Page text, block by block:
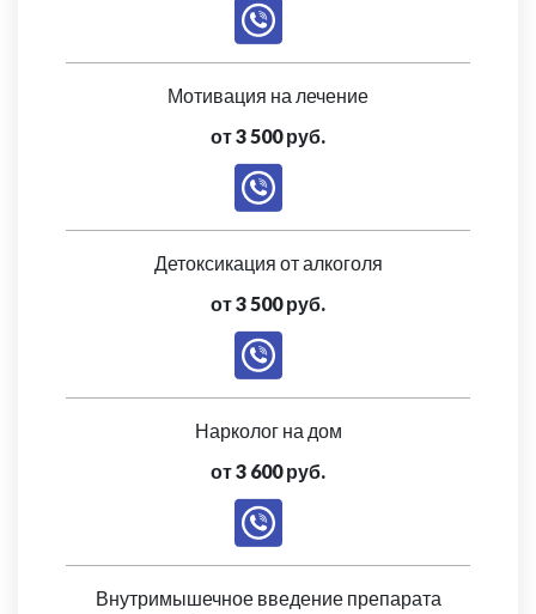
Мотивация на лечение
от 3 500 руб.
Детоксикация от алкоголя
от 3 500 руб.
Нарколог на дом
от 3 600 руб.
Внутримышечное введение препарата